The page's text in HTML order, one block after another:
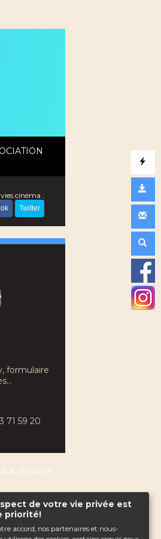
de votre vie privée est
priorité!
accord, nos partenaires et nous-
cinéma :
Twitter
formulaire
71 59 20
de page